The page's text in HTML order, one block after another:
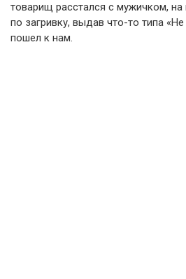
товарищ расстался с мужичком,
по загривку, выдав что-то типа
пошел к нам.